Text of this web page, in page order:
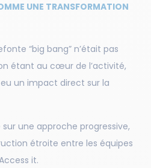
UNE TRANSFORMATION
“big bang” n’était pas
étant au cœur de l’activité,
un impact direct sur la
une approche progressive,
étroite entre les équipes
it.